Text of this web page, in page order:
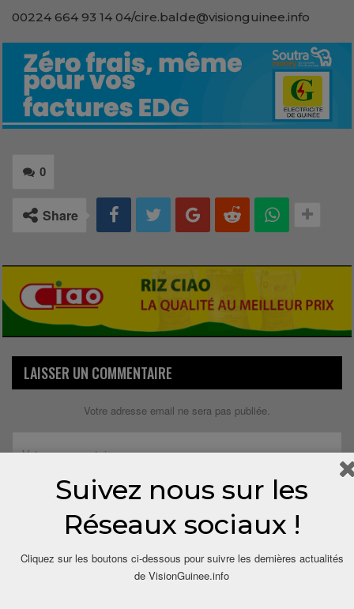
00224 664 93 14 04/cire.balde@visionguinee.info
0
Share
LAISSER UN COMMENTAIRE
Votre adresse email ne sera pas publiée.
Suivez nous sur les
Réseaux sociaux !
Cliquez sur les boutons ci-dessous pour suivre les dernières actualités
de VisionGuinee.info